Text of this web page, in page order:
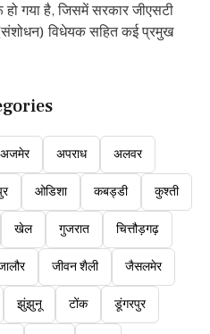
गया है, जिसमें सरकार जीएसटी
विधेयक सहित कई प्रमुख
अजमेर अपराध अलवर
ओडिशा कबड्डी कुश्ती
खेल गुजरात चित्तौड़गढ़
जीवन शैली जैसलमेर
झुंझुनू टोंक डूंगरपुर